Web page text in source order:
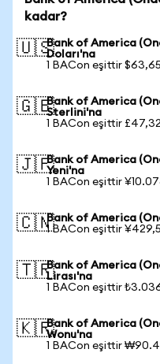
kadar?
🇺🇸Bank of America
Doları'na
1 BACon eşittir $63,65
🇬🇧Bank of America
Sterlini'na
1 BACon eşittir £47,32
🇯🇵Bank of America
Yeni'na
1 BACon eşittir
🇨🇳Bank of America
1 BACon eşittir
🇹🇷Bank of America
Lirası'na
1 BACon eşittir
🇰🇷Bank of America
Wonu'na
1 BACon eşittir